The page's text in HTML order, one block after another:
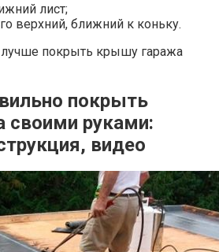
лист;
верхний, ближний к коньку.
покрыть крышу гаража
покрыть
своими руками:
видео